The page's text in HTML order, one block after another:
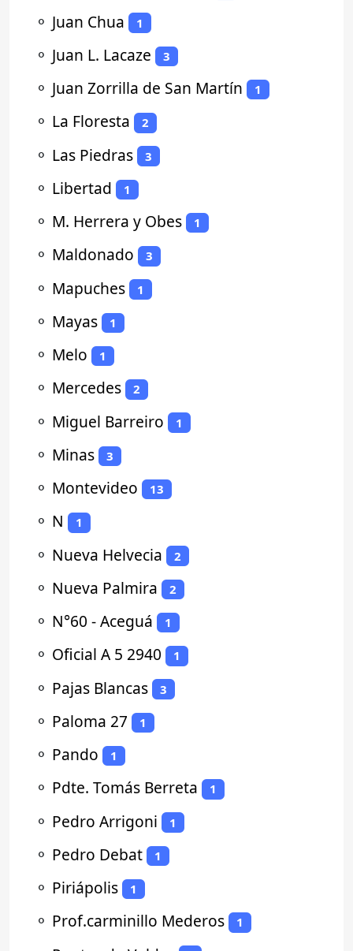
⚬ Juan Chua 1
⚬ Juan L. Lacaze 3
⚬ Juan Zorrilla de San Martín 1
⚬ La Floresta 2
⚬ Las Piedras 3
⚬ Libertad 1
⚬ M. Herrera y Obes 1
⚬ Maldonado 3
⚬ Mapuches 1
⚬ Mayas 1
⚬ Melo 1
⚬ Mercedes 2
⚬ Miguel Barreiro 1
⚬ Minas 3
⚬ Montevideo 13
⚬ N 1
⚬ Nueva Helvecia 2
⚬ Nueva Palmira 2
⚬ N°60 - Aceguá 1
⚬ Oficial A 5 2940 1
⚬ Pajas Blancas 3
⚬ Paloma 27 1
⚬ Pando 1
⚬ Pdte. Tomás Berreta 1
⚬ Pedro Arrigoni 1
⚬ Pedro Debat 1
⚬ Piriápolis 1
⚬ Prof.carminillo Mederos 1